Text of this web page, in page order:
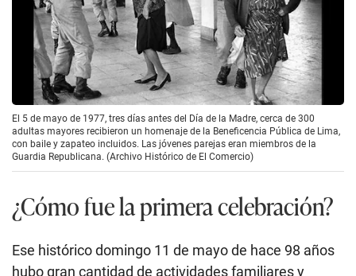
El 5 de mayo de 1977, tres días antes del Día de la Madre, cerca de 300
adultas mayores recibieron un homenaje de la Beneficencia Pública de Lima,
con baile y zapateo incluidos. Las jóvenes parejas eran miembros de la
Guardia Republicana. (Archivo Histórico de El Comercio)
¿Cómo fue la primera celebración?
Ese histórico domingo 11 de mayo de hace 98 años
hubo gran cantidad de actividades familiares y